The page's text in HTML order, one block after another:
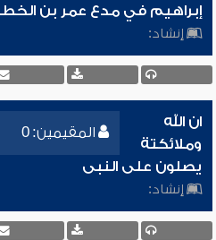
إبراهيم في مدع عمر بن
إنشاد:
المقيمين: 0
ان الله
وملائكتة
يصلون على النبى
إنشاد: